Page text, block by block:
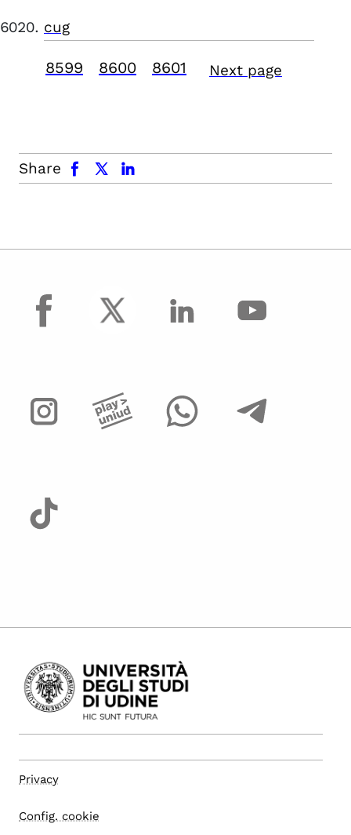
cug
8599 8600 8601 Next page
Share
facebook x.com linkedin
facebook
Privacy
Config. cookie